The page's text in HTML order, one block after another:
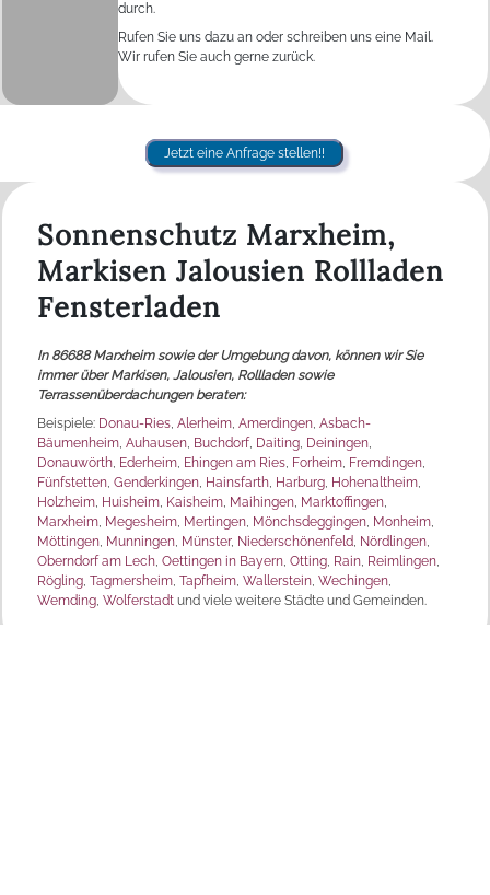
durch.
Rufen Sie uns dazu an oder schreiben uns eine Mail.
Wir rufen Sie auch gerne zurück.
Jetzt eine Anfrage stellen!!
Sonnenschutz Marxheim,
Markisen Jalousien Rollladen
Fensterladen
In 86688 Marxheim sowie der Umgebung davon, können wir Sie
immer über Markisen, Jalousien, Rollladen sowie
Terrassenüberdachungen beraten:
Beispiele: Donau-Ries,Alerheim,Amerdingen,Asbach-
Bäumenheim,Auhausen, Buchdorf, Daiting, Deiningen,
Donauwörth, Ederheim, Ehingen am Ries, Forheim, Fremdingen,
Fünfstetten,Genderkingen, Hainsfarth, Harburg, Hohenaltheim,
Holzheim, Huisheim, Kaisheim, Maihingen, Marktoffingen,
Marxheim, Megesheim, Mertingen, Mönchsdeggingen, Monheim,
Möttingen, Munningen, Münster, Niederschönenfeld, Nördlingen,
Oberndorf am Lech,Oettingen in Bayern,Otting, Rain, Reimlingen,
Rögling,Tagmersheim,Tapfheim,Wallerstein,Wechingen,
Wemding,Wolferstadt und viele weitere Städte und Gemeinden.